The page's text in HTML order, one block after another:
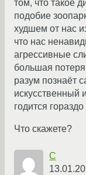
том, что такое
подобие
худшем от нас
что нас
агрессивные
большая
разум познаёт
искусственный
годится
Что скажете?
C